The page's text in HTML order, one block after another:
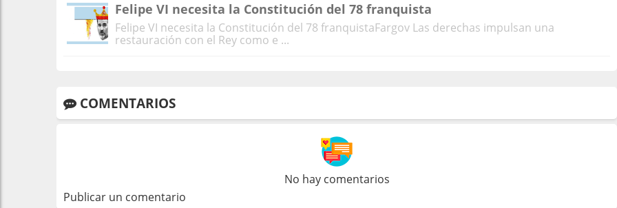
Felipe VI necesita la Constitución del 78 franquista
Felipe VI necesita la Constitución del 78 franquistaFargov Las derechas impulsan una
restauración con el Rey como e ...
COMENTARIOS
No hay comentarios
Publicar un comentario